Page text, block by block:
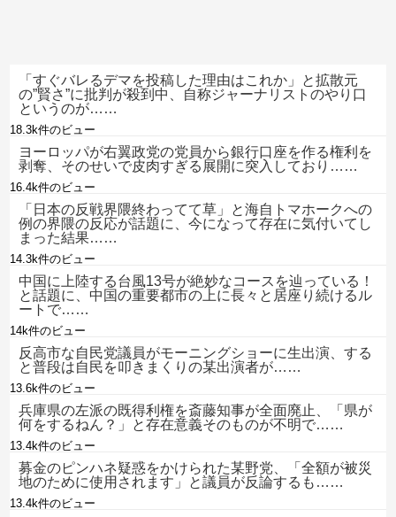
「すぐバレるデマを投稿した理由はこれか」と拡散元
の”賢さ”に批判が殺到中、自称ジャーナリストのやり口
というのが……
18.3k件のビュー
ヨーロッパが右翼政党の党員から銀行口座を作る権利を
剥奪、そのせいで皮肉すぎる展開に突入しており……
16.4k件のビュー
「日本の反戦界隈終わってて草」と海自トマホークへの
例の界隈の反応が話題に、今になって存在に気付いてし
まった結果……
14.3k件のビュー
中国に上陸する台風13号が絶妙なコースを辿っている！
と話題に、中国の重要都市の上に長々と居座り続けるル
ートで……
14k件のビュー
反高市な自民党議員がモーニングショーに生出演、する
と普段は自民を叩きまくりの某出演者が……
13.6k件のビュー
兵庫県の左派の既得利権を斎藤知事が全面廃止、「県が
何をするねん？」と存在意義そのものが不明で……
13.4k件のビュー
募金のピンハネ疑惑をかけられた某野党、「全額が被災
地のために使用されます」と議員が反論するも……
13.4k件のビュー